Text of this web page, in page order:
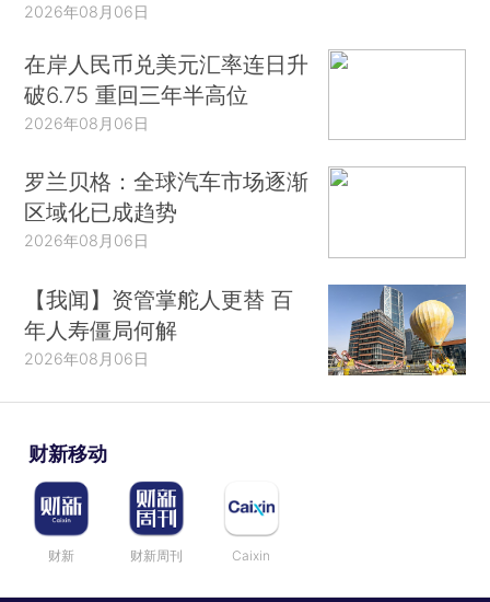
2026年08月06日
在岸人民币兑美元汇率连日升
破6.75 重回三年半高位
2026年08月06日
罗兰贝格：全球汽车市场逐渐
区域化已成趋势
2026年08月06日
【我闻】资管掌舵人更替 百
年人寿僵局何解
2026年08月06日
财新移动
财新 财新周刊 Caixin